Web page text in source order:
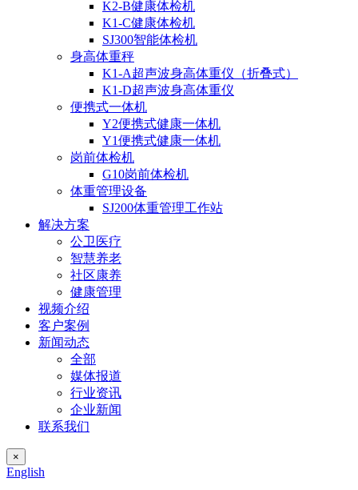
K2-B健康体检机
K1-C健康体检机
SJ300智能体检机
身高体重秤
K1-A超声波身高体重仪（折叠式）
K1-D超声波身高体重仪
便携式一体机
Y2便携式健康一体机
Y1便携式健康一体机
岗前体检机
G10岗前体检机
体重管理设备
SJ200体重管理工作站
解决方案
公卫医疗
智慧养老
社区康养
健康管理
视频介绍
客户案例
新闻动态
全部
媒体报道
行业资讯
企业新闻
联系我们
×
English